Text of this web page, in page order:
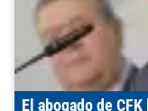
El abogado de